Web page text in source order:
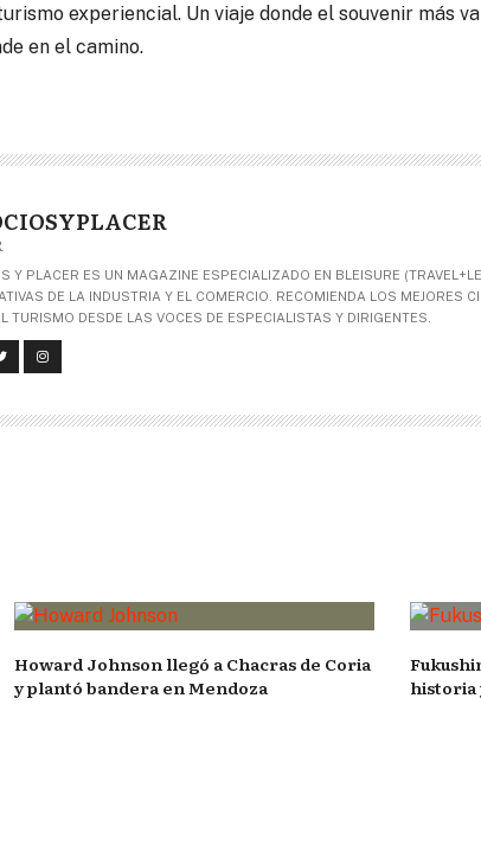
experiencial. Un viaje donde el souvenir más
en el camino.
Y PLACER ES UN MAGAZINE ESPECIALIZADO EN BLEISURE
DE LA INDUSTRIA Y EL COMERCIO. RECOMIENDA LOS MEJORES
TURISMO DESDE LAS VOCES DE ESPECIALISTAS Y DIRIGENTES.
Howard Johnson llegó a Chacras de Coria
y plantó bandera en Mendoza
historia